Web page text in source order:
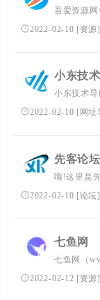
吾爱资源
等,欢迎各
2022-02-10 [资源]
小东技
小东技术导
2022-02-10 [ 网址
先客论坛
嗨!这里是
路走来我
现你所有
仅仅只有
都有涉及
认可的论
2022-02-10 [论坛]
七鱼网
七鱼网（
每天更新
2022-02-12 [资源]